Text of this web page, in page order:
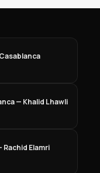
— Khalid Lhawli
Elamri